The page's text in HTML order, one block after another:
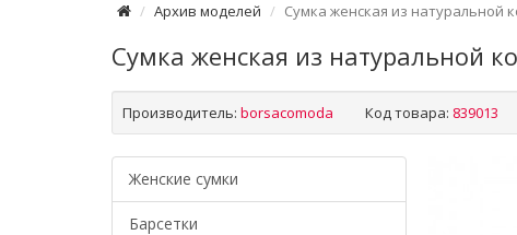
Архив моделей Сумка женская из натуральной
Сумка женская из натуральной
Производитель: borsacomoda Код товара: 839013
Женские сумки
Барсетки